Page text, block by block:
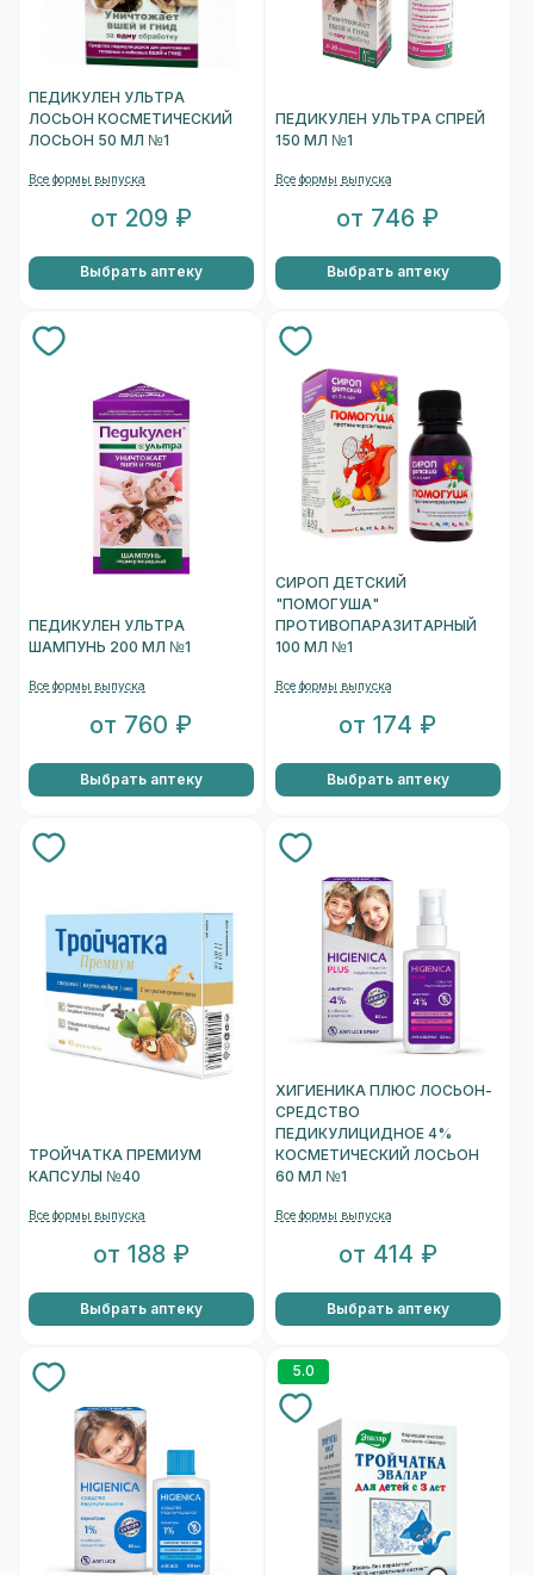
ПЕДИКУЛЕН УЛЬТРА
ЛОСЬОН КОСМЕТИЧЕСКИЙ
ЛОСЬОН 50 МЛ №1
Все формы выпуска
от 209 ₽
Выбрать аптеку
ПЕДИКУЛЕН УЛЬТРА СПРЕЙ
150 МЛ №1
Все формы выпуска
от 746 ₽
Выбрать аптеку
ПЕДИКУЛЕН УЛЬТРА
ШАМПУНЬ 200 МЛ №1
Все формы выпуска
от 760 ₽
Выбрать аптеку
СИРОП ДЕТСКИЙ
"ПОМОГУША"
ПРОТИВОПАРАЗИТАРНЫЙ
100 МЛ №1
Все формы выпуска
от 174 ₽
Выбрать аптеку
ТРОЙЧАТКА ПРЕМИУМ
КАПСУЛЫ №40
Все формы выпуска
от 188 ₽
Выбрать аптеку
ХИГИЕНИКА ПЛЮС ЛОСЬОН-
СРЕДСТВО
ПЕДИКУЛИЦИДНОЕ 4%
КОСМЕТИЧЕСКИЙ ЛОСЬОН
60 МЛ №1
Все формы выпуска
от 414 ₽
Выбрать аптеку
5.0